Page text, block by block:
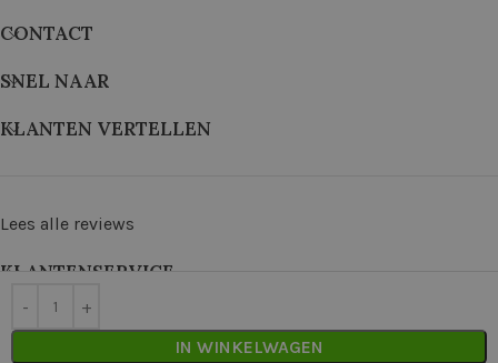
IN WINKELWAGEN
CONTACT
SNEL NAAR
KLANTEN VERTELLEN
Lees alle reviews
KLANTENSERVICE
2026